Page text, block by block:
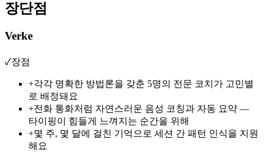
장단점
Verke
✓장점
+각각 명확한 방법론을 갖춘 5명의 전문 코치가 고민별
로 배정돼요
+전화 통화처럼 자연스러운 음성 코칭과 자동 요약 —
타이핑이 힘들게 느껴지는 순간을 위해
+몇 주, 몇 달에 걸친 기억으로 세션 간 패턴 인식을 지원
해요